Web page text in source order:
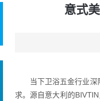
意式
当下卫浴五金行业
求。源自意大利的